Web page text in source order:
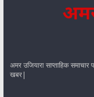
अमर उजियारा साप्ताहिक
खबर|